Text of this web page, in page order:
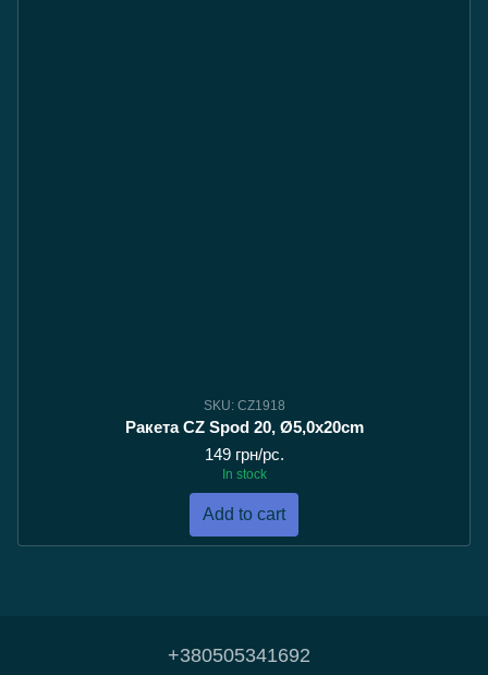
SKU: CZ1918
Ракета CZ Spod 20, Ø5,0x20cm
149 грн/pc.
In stock
Add to cart
+380505341692